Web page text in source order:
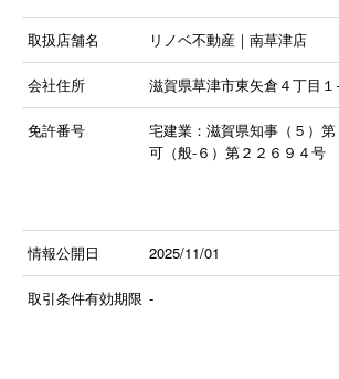
取扱店舗名 リノベ不動産｜南草津店
会社住所 滋賀県草津市東矢倉４丁目
免許番号
宅建業：滋賀県知事（５）
可（般-６）第２２６９４号
情報公開日 2025/11/01
取引条件有効期限 -